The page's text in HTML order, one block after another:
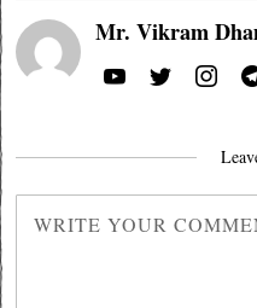
Mr. Vikram